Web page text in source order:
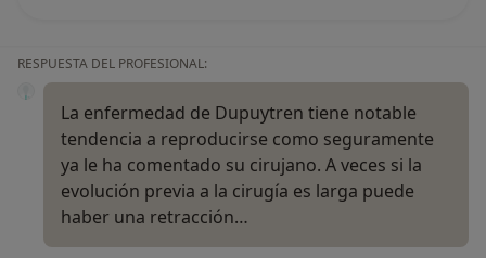
RESPUESTA DEL PROFESIONAL:
La enfermedad de Dupuytren tiene notable
tendencia a reproducirse como seguramente
ya le ha comentado su cirujano. A veces si la
evolución previa a la cirugía es larga puede
haber una retracción…